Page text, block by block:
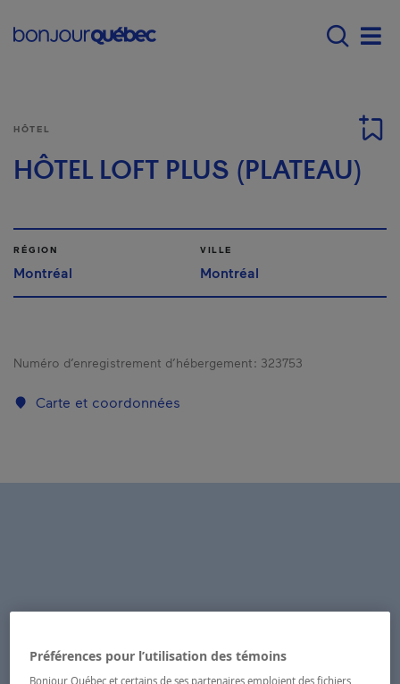
Main navigation -
HÔTEL
HÔTEL LOFT PLUS (PLATEAU)
RÉGION
Montréal
VILLE
Montréal
Numéro d’enregistrement d’hébergement : 323753
Carte et coordonnées
Préférences pour l’utilisation des témoins
Bonjour Québec et certains de ses partenaires emploient des fichiers